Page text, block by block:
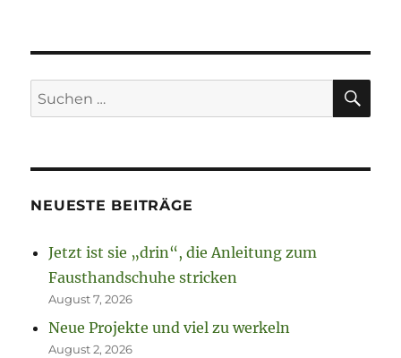
Suchen
nach:
NEUESTE BEITRÄGE
Jetzt ist sie „drin“, die Anleitung zum
Fausthandschuhe stricken
August 7, 2026
Neue Projekte und viel zu werkeln
August 2, 2026